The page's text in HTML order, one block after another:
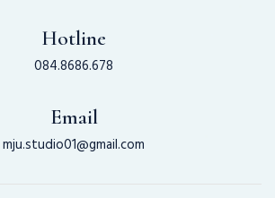
Hotline
084.8686.678
Email
mju.studio01@gmail.com